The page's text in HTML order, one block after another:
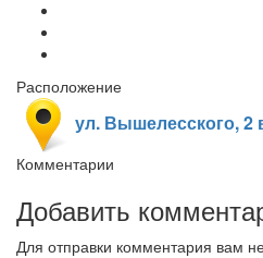
Расположение
ул. Вышелесского, 2
Комментарии
Добавить
Для отправки комментария вам